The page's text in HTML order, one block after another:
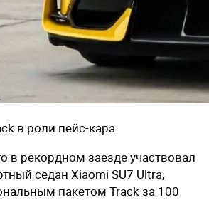
в роли пейс-кара
в рекордном заезде участвовал
седан Xiaomi SU7 Ultra,
пакетом Track за 100